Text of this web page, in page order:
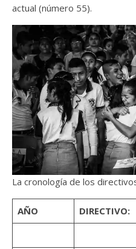
actual (número 55).
La cronología de los
AÑO DIRECTIVO: